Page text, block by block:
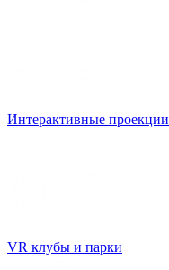
Интерактивные проекции
VR клубы и парки